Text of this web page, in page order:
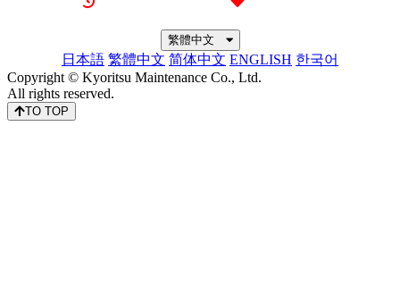
繁體中文
日本語 繁體中文 简体中文 ENGLISH 한국어
Copyright © Kyoritsu Maintenance Co., Ltd.
All rights reserved.
TO TOP